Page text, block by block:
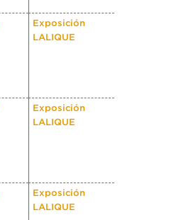
Exposición
LALIQUE
Exposición
LALIQUE
Exposición
LALIQUE